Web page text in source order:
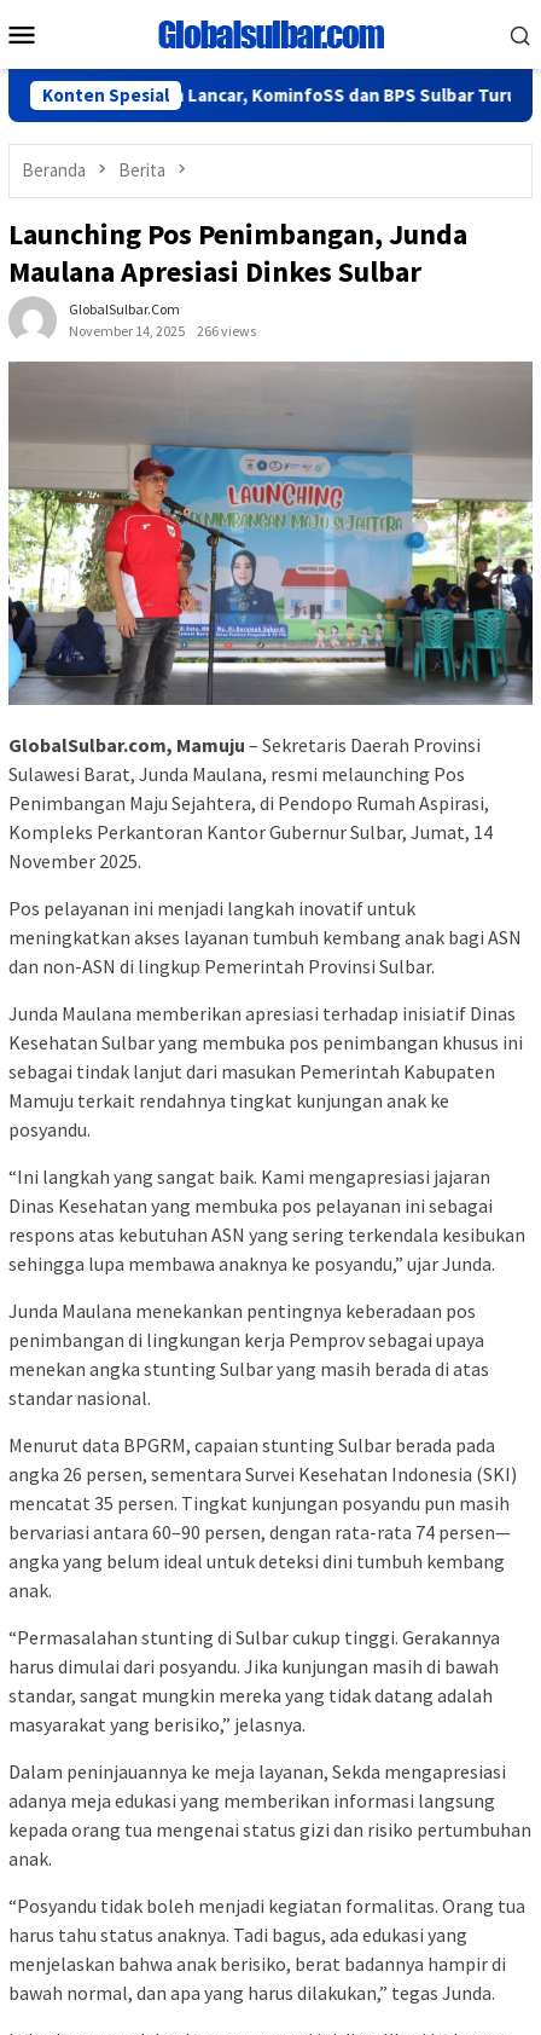
ke
Mobile
Konten Spesial
Berjalan Lancar, KominfoSS dan BPS Sulbar Turun Lapangan
Beranda Berita
Launching Pos Penimbangan, Junda
Maulana Apresiasi Dinkes Sulbar
GlobalSulbar.com
November 14, 2025
266 views
GlobalSulbar.com, Mamuju – Sekretaris Daerah Provinsi
Sulawesi Barat, Junda Maulana, resmi melaunching Pos
Penimbangan Maju Sejahtera, di Pendopo Rumah Aspirasi,
Kompleks Perkantoran Kantor Gubernur Sulbar, Jumat, 14
November 2025.
Pos pelayanan ini menjadi langkah inovatif untuk
meningkatkan akses layanan tumbuh kembang anak bagi ASN
dan non-ASN di lingkup Pemerintah Provinsi Sulbar.
Junda Maulana memberikan apresiasi terhadap inisiatif Dinas
Kesehatan Sulbar yang membuka pos penimbangan khusus ini
sebagai tindak lanjut dari masukan Pemerintah Kabupaten
Mamuju terkait rendahnya tingkat kunjungan anak ke
posyandu.
“Ini langkah yang sangat baik. Kami mengapresiasi jajaran
Dinas Kesehatan yang membuka pos pelayanan ini sebagai
respons atas kebutuhan ASN yang sering terkendala kesibukan
sehingga lupa membawa anaknya ke posyandu,” ujar Junda.
Junda Maulana menekankan pentingnya keberadaan pos
penimbangan di lingkungan kerja Pemprov sebagai upaya
menekan angka stunting Sulbar yang masih berada di atas
standar nasional.
Menurut data BPGRM, capaian stunting Sulbar berada pada
angka 26 persen, sementara Survei Kesehatan Indonesia (SKI)
mencatat 35 persen. Tingkat kunjungan posyandu pun masih
bervariasi antara 60–90 persen, dengan rata-rata 74 persen—
angka yang belum ideal untuk deteksi dini tumbuh kembang
anak.
“Permasalahan stunting di Sulbar cukup tinggi. Gerakannya
harus dimulai dari posyandu. Jika kunjungan masih di bawah
standar, sangat mungkin mereka yang tidak datang adalah
masyarakat yang berisiko,” jelasnya.
Dalam peninjauannya ke meja layanan, Sekda mengapresiasi
adanya meja edukasi yang memberikan informasi langsung
kepada orang tua mengenai status gizi dan risiko pertumbuhan
anak.
“Posyandu tidak boleh menjadi kegiatan formalitas. Orang tua
harus tahu status anaknya. Tadi bagus, ada edukasi yang
menjelaskan bahwa anak berisiko, berat badannya hampir di
bawah normal, dan apa yang harus dilakukan,” tegas Junda.